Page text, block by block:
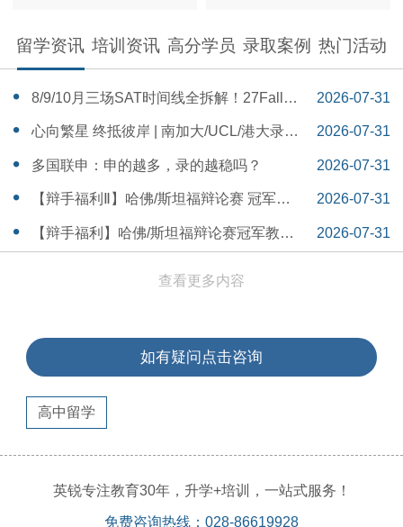
留学资讯 培训资讯 高分学员 录取案例 热门活动
‌8/9/10月三场SAT时间线全拆解！27Fall美
本早申时间线盘点～
2026-07-31
16:30:04
心向繁星 终抵彼岸 | 南加大/UCL/港大录取
分享
2026-07-31
16:12:18
多国联申：申的越多，录的越稳吗？
2026-07-31
15:55:54
【辩手福利Ⅱ】哈佛/斯坦福辩论赛 冠军教
练带你解读WSDA全国赛Junior即兴辩论第
2026-07-31
15:41:53
【辩手福利】哈佛/斯坦福辩论赛冠军教练
2026-07-31
查看更多内容
如有疑问点击咨询
高中留学
英锐专注教育30年，升学+培训，一站式服务！
免费咨询热线：028-86619928